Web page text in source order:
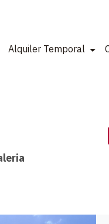
Alquiler Temporal